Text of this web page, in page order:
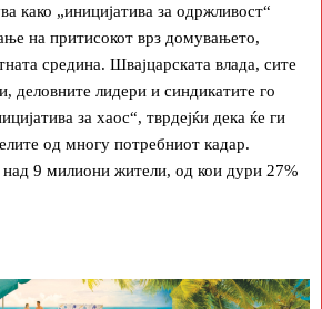
како „иницијатива за одржливост“
на притисокот врз домувањето,
средина. Швајцарската влада, сите
деловните лидери и синдикатите го
за хаос“, тврдејќи дека ќе ги
од многу потребниот кадар.
9 милиони жители, од кои дури 27%